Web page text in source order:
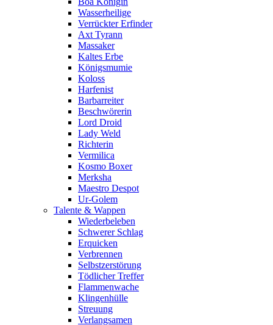
Wasserheilige
Verrückter Erfinder
Axt Tyrann
Massaker
Kaltes Erbe
Königsmumie
Koloss
Harfenist
Barbarreiter
Beschwörerin
Lord Droid
Lady Weld
Richterin
Vermilica
Kosmo Boxer
Merksha
Maestro Despot
Ur-Golem
Talente & Wappen
Wiederbeleben
Schwerer Schlag
Erquicken
Verbrennen
Selbstzerstörung
Tödlicher Treffer
Flammenwache
Klingenhülle
Streuung
Verlangsamen